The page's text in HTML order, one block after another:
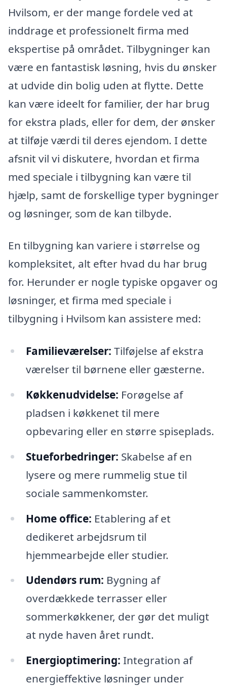
Hvilsom, er der mange fordele ved at
inddrage et professionelt firma med
ekspertise på området. Tilbygninger kan
være en fantastisk løsning, hvis du ønsker
at udvide din bolig uden at flytte. Dette
kan være ideelt for familier, der har brug
for ekstra plads, eller for dem, der ønsker
at tilføje værdi til deres ejendom. I dette
afsnit vil vi diskutere, hvordan et firma
med speciale i tilbygning kan være til
hjælp, samt de forskellige typer bygninger
og løsninger, som de kan tilbyde.
En tilbygning kan variere i størrelse og
kompleksitet, alt efter hvad du har brug
for. Herunder er nogle typiske opgaver og
løsninger, et firma med speciale i
tilbygning i Hvilsom kan assistere med:
Familieværelser: Tilføjelse af ekstra
værelser til børnene eller gæsterne.
Køkkenudvidelse: Forøgelse af
pladsen i køkkenet til mere
opbevaring eller en større spiseplads.
Stueforbedringer: Skabelse af en
lysere og mere rummelig stue til
sociale sammenkomster.
Home office: Etablering af et
dedikeret arbejdsrum til
hjemmearbejde eller studier.
Udendørs rum: Bygning af
overdækkede terrasser eller
sommerkøkkener, der gør det muligt
at nyde haven året rundt.
Energioptimering: Integration af
energieffektive løsninger under